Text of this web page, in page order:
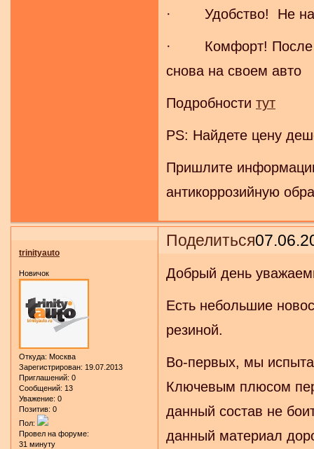
· Удобство! Не
· Комфорт! После
снова на своем авто
Подробноститут
PS: Найдете цену
Пришлите
антикоррозийную
Поделиться
trinityauto
Новичок
Откуда: Москва
Зарегистрирован: 19.07.2013
Приглашений: 0
Сообщений: 13
Уважение: 0
Позитив: 0
Пол:
Провел на форуме:
31 минуту
Добрый день
Есть небольшие
резиной.
Во-первых, мы
Ключевым плюсом
данный состав не
данный материал